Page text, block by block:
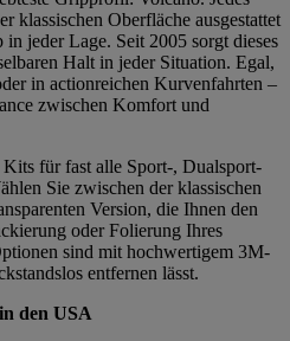
klassischen Oberfläche ausgestattet
jeder Lage. Seit 2005 sorgt dieses
Halt in jeder Situation. Egal,
in actionreichen Kurvenfahrten –
zwischen Komfort und
für fast alle Sport-, Dualsport-
Sie zwischen der klassischen
Version, die Ihnen den
oder Folierung Ihres
sind mit hochwertigem 3M-
entfernen lässt.
den USA